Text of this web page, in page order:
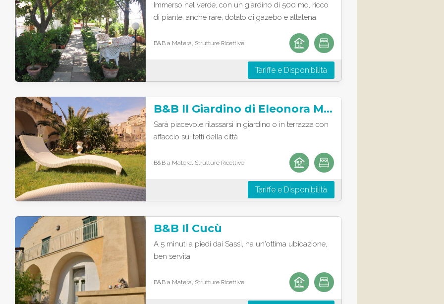
Immerso nel verde, con un giardino di 500 mq, ricco
di piante, anche rare, dotato di gazebo e altalena
B&B a Matera, Strutture Ricettive
Tariffe e Disponibilità
B&B Il Giardino di Eleonora Matera
Sarà piacevole rilassarsi in giardino o in terrazza con
affaccio sui tetti della città
B&B a Matera, Strutture Ricettive
Tariffe e Disponibilità
B&B Il Cucù
A 5 minuti a piedi dai Sassi, ha un'ottima ubicazione,
ben servita
B&B a Matera, Strutture Ricettive